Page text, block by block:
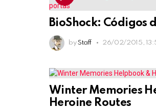
BioShock: Códigos
by Staff 26/02/2015,
Winter Memories
Heroine Routes